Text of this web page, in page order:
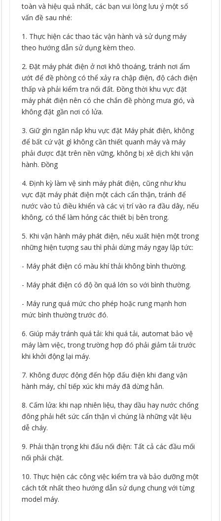
toàn và hiệu quả nhất, các bạn vui lòng lưu ý một số
vấn đề sau nhé:
1. Thực hiện các thao tác vận hành và sử dụng máy
theo hướng dẫn sử dụng kèm theo.
2. Đặt máy phát điện ở nơi khô thoáng, tránh nơi ẩm
ướt để đề phòng có thể xảy ra chập điện, độ cách điện
thấp và phải kiểm tra nối đất. Đồng thời khu vực đặt
máy phát điện nên có che chắn đề phòng mưa gió, và
không đặt gần nơi có lửa.
3. Giữ gìn ngăn nắp khu vực đặt Máy phát điện, không
để bất cứ vật gì không cần thiết quanh máy và máy
phải được đặt trên nền vững, không bị xê dịch khi vận
hành. Đồng
4. Định kỳ làm vệ sinh máy phát điện, cũng như khu
vực đặt máy phát điện một cách cẩn thận, tránh để
nước vào tủ điều khiển và các vị trí vào ra đầu dây, nếu
không, có thể làm hỏng các thiết bị bên trong.
5. Khi vận hành máy phát điện, nếu xuất hiện một trong
những hiện tượng sau thì phải dừng máy ngay lập tức:
- Máy phát điện có màu khí thải không bình thường.
- Máy phát điện có độ ồn quá lớn so với bình thường.
- Máy rung quá mức cho phép hoặc rung mạnh hơn
mức bình thường trước đó.
6. Giúp máy tránh quá tải: khi quá tải, automat bảo vệ
máy làm việc, trong trường hợp đó phải giảm tải trước
khi khởi động lại máy.
7. Không được động đến hộp đấu điện khi đang vận
hành máy, chỉ tiếp xúc khi máy đã dừng hẳn.
8. Cấm lửa: khi nạp nhiên liệu, thay dầu hay nước chống
đông phải hết sức cẩn thận vì chúng là những vật liệu
dễ cháy.
9. Phải thận trọng khi đấu nối điện: Tất cả các đầu mối
nối phải chặt.
10. Thực hiện các công việc kiểm tra và bảo dưỡng một
cách tốt nhất theo hướng dẫn sử dụng chung với từng
model máy.